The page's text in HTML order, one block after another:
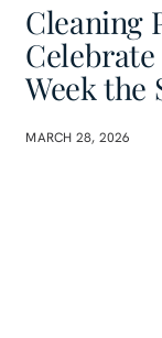
Cleaning
Week the
MARCH 28, 2026